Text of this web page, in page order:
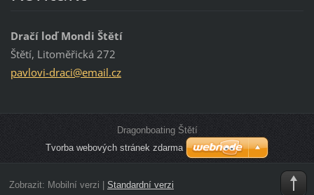
Dračí loď Mondi Štětí
Štětí, Litoměřická 272
pavlovi-draci@email.cz
Dragonboating Štětí
Tvorba webových stránek zdarma
Zobrazit: Mobilní verzi | Standardní verzi